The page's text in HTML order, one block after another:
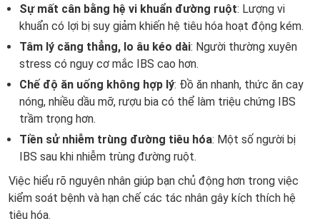
Sự mất cân bằng hệ vi khuẩn đường ruột: Lượng vi
khuẩn có lợi bị suy giảm khiến hệ tiêu hóa hoạt động kém.
Tâm lý căng thẳng, lo âu kéo dài: Người thường xuyên
stress có nguy cơ mắc IBS cao hơn.
Chế độ ăn uống không hợp lý: Đồ ăn nhanh, thức ăn cay
nóng, nhiều dầu mỡ, rượu bia có thể làm triệu chứng IBS
trầm trọng hơn.
Tiền sử nhiễm trùng đường tiêu hóa: Một số người bị
IBS sau khi nhiễm trùng đường ruột.
Việc hiểu rõ nguyên nhân giúp bạn chủ động hơn trong việc
kiểm soát bệnh và hạn chế các tác nhân gây kích thích hệ
tiêu hóa.